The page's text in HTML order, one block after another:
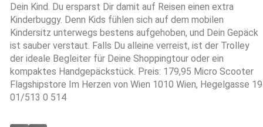
Dein Kind. Du ersparst Dir damit auf Reisen einen extra
Kinderbuggy. Denn Kids fühlen sich auf dem mobilen
Kindersitz unterwegs bestens aufgehoben, und Dein Gepäck
ist sauber verstaut. Falls Du alleine verreist, ist der Trolley
der ideale Begleiter für Deine Shoppingtour oder ein
kompaktes Handgepäckstück. Preis: 179,95 Micro Scooter
Flagshipstore Im Herzen von Wien 1010 Wien, Hegelgasse 19
01/513 0 514